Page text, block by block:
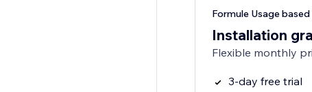
Formule Usage
Installation
Flexible monthly
3-day free trial